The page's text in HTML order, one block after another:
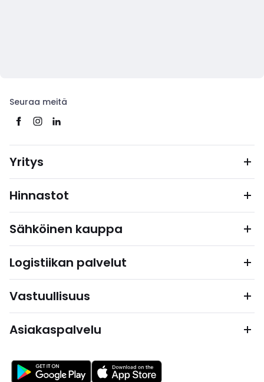
Seuraa meitä
Yritys
Hinnastot
Sähköinen kauppa
Logistiikan palvelut
Vastuullisuus
Asiakaspalvelu